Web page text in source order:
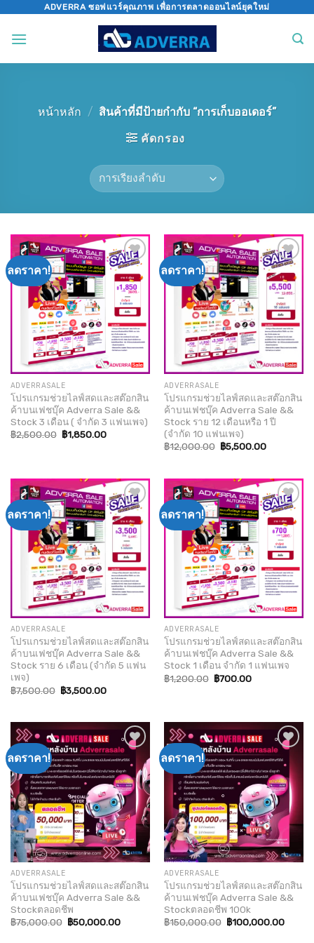
content
ADVERRA ซอฟแวร์คุณภาพ เพื่อการตลาดออนไลน์ยุคใหม่
หน้าหลัก / สินค้าที่มีป้ายกำกับ “การเก็บออเดอร์”
คัดกรอง
ลดราคา!
Add to
wishlist
ADVERRASALE
โปรแกรมช่วยไลฟ์สดและสต๊อกสิน
ค้าบนเฟชบุ๊ค Adverra Sale &&
Stock 3 เดือน ( จำกัด 3 แฟนเพจ)
฿2,500.00 Original
฿1,850.00Current
ลดราคา!
Add to
wishlist
ADVERRASALE
โปรแกรมช่วยไลฟ์สดและสต๊อกสิน
ค้าบนเฟชบุ๊ค Adverra Sale &&
Stock ราย 12 เดือนหรือ 1 ปี
(จำกัด 10 แฟนเพจ)
฿12,000.00 Original
฿5,500.00Current
ลดราคา!
Add to
wishlist
ADVERRASALE
โปรแกรมช่วยไลฟ์สดและสต๊อกสิน
ค้าบนเฟชบุ๊ค Adverra Sale &&
Stock ราย 6 เดือน (จำกัด 5 แฟน
เพจ)
฿7,500.00 Original
price
฿3,500.00Current
ลดราคา!
Add to
wishlist
ADVERRASALE
โปรแกรมช่วยไลฟ์สดและสต๊อกสิน
ค้าบนเฟชบุ๊ค Adverra Sale &&
Stock 1 เดือน จำกัด 1 แฟนเพจ
฿1,200.00 Original
price
฿700.00Current
ลดราคา!
Add to
wishlist
ADVERRASALE
โปรแกรมช่วยไลฟ์สดและสต๊อกสิน
ค้าบนเฟชบุ๊ค Adverra Sale &&
Stockตลอดชีพ
฿75,000.00 Original
฿50,000.00Current
ลดราคา!
Add to
wishlist
ADVERRASALE
โปรแกรมช่วยไลฟ์สดและสต๊อกสิน
ค้าบนเฟชบุ๊ค Adverra Sale &&
Stockตลอดชีพ 100k
฿150,000.00 Original
฿100,000.00